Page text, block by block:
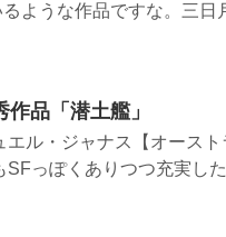
ような作品ですな。三日
品「潜土艦」
ル・ジャナス【オースト
っぽくありつつ充実し